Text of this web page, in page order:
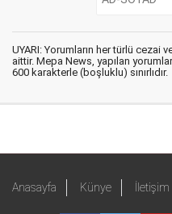
UYARI: Yorumların her türlü cezai
aittir. Mepa News, yapılan
600 karakterle (boşluklu) sınırlıdır.
Anasayfa Künye İletişim